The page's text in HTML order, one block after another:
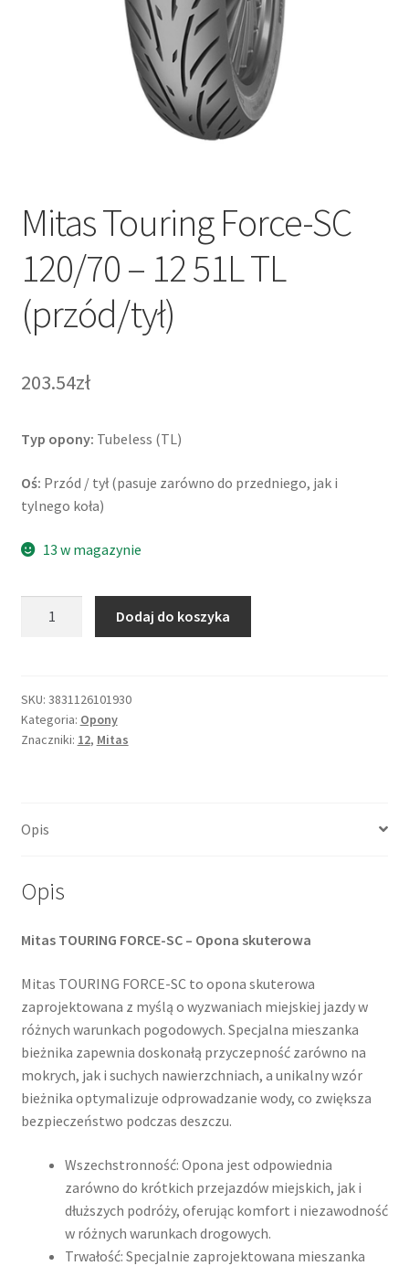
Mitas Touring Force-SC
120/70 – 12 51L TL
(przód/tył)
203.54zł
Typ opony: Tubeless (TL)
Oś: Przód / tył (pasuje zarówno do przedniego, jak i
tylnego koła)
13 w magazynie
SC
120/70
-
(przód/tył)
Dodaj do koszyka
SKU: 3831126101930
Kategoria: Opony
Znaczniki: 12, Mitas
Opis
Opis
Mitas TOURING FORCE-SC – Opona skuterowa
Mitas TOURING FORCE-SC to opona skuterowa
zaprojektowana z myślą o wyzwaniach miejskiej jazdy w
różnych warunkach pogodowych. Specjalna mieszanka
bieżnika zapewnia doskonałą przyczepność zarówno na
mokrych, jak i suchych nawierzchniach, a unikalny wzór
bieżnika optymalizuje odprowadzanie wody, co zwiększa
bezpieczeństwo podczas deszczu.
Wszechstronność: Opona jest odpowiednia
zarówno do krótkich przejazdów miejskich, jak i
dłuższych podróży, oferując komfort i niezawodność
w różnych warunkach drogowych.
Trwałość: Specjalnie zaprojektowana mieszanka